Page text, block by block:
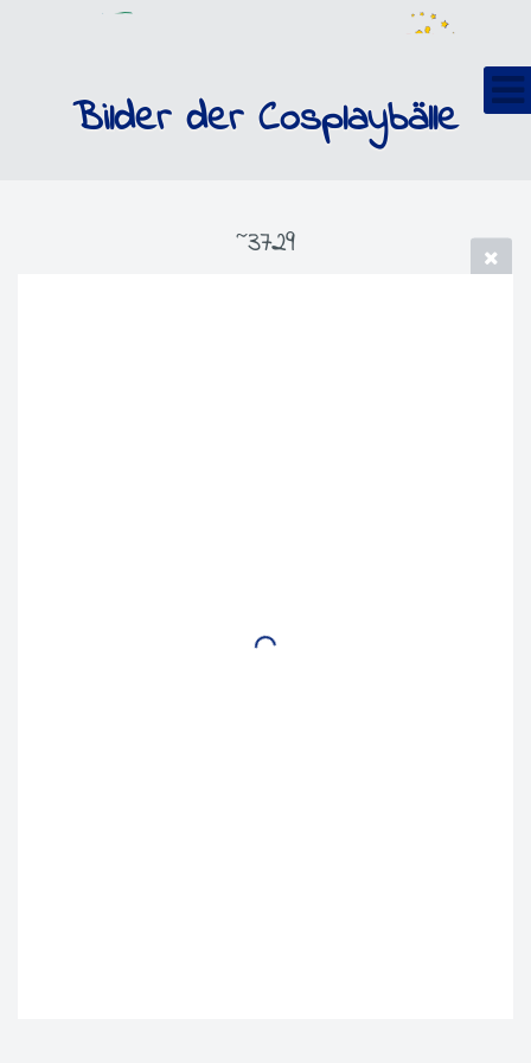
Bilder der Cosplaybälle
~3729